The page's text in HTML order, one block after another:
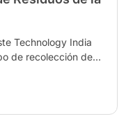
Technology India
de recolección de